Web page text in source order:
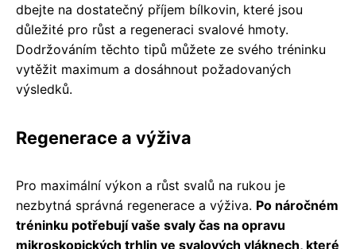
dbejte na dostatečný příjem bílkovin, které jsou
důležité pro růst a regeneraci svalové hmoty.
Dodržováním těchto tipů můžete ze svého tréninku
vytěžit maximum a dosáhnout požadovaných
výsledků.
Regenerace a výživa
Pro maximální výkon a růst svalů na rukou je
nezbytná správná regenerace a výživa. Po náročném
tréninku potřebují vaše svaly čas na opravu
mikroskopických trhlin ve svalových vláknech, které